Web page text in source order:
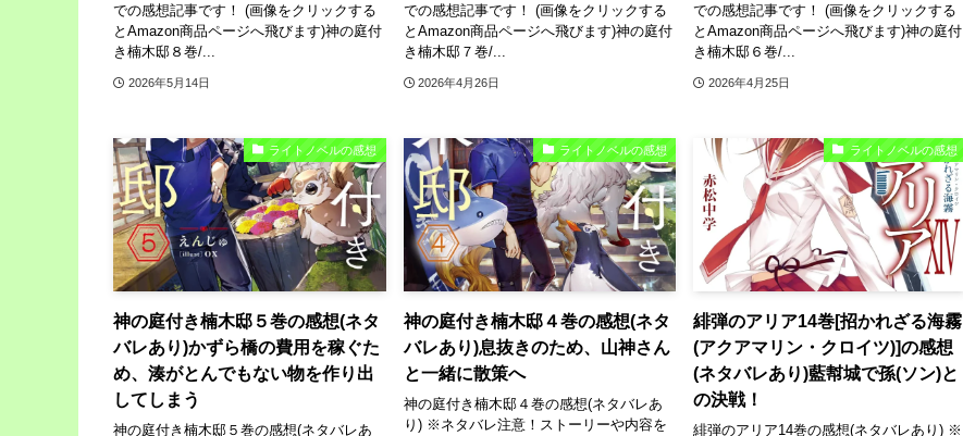
での感想記事です！ (画像をクリックする
とAmazon商品ページへ飛びます)神の庭付
き楠木邸８巻/...
2026年5月14日
での感想記事です！ (画像をクリックする
とAmazon商品ページへ飛びます)神の庭付
き楠木邸７巻/...
2026年4月26日
での感想記事です！ (画像をクリックする
とAmazon商品ページへ飛びます)神の庭付
き楠木邸６巻/...
2026年4月25日
ライトノベルの感想
神の庭付き楠木邸５巻の感想(ネタ
バレあり)かずら橋の費用を稼ぐた
め、湊がとんでもない物を作り出
してしまう
神の庭付き楠木邸５巻の感想(ネタバレあ
ライトノベルの感想
神の庭付き楠木邸４巻の感想(ネタ
バレあり)息抜きのため、山神さん
と一緒に散策へ
神の庭付き楠木邸４巻の感想(ネタバレあ
り) ※ネタバレ注意！ストーリーや内容を
ライトノベルの感想
緋弾のアリア14巻[招かれざる海霧
(アクアマリン・クロイツ)]の感想
(ネタバレあり)藍幇城で孫(ソン)と
の決戦！
緋弾のアリア14巻の感想(ネタバレあり) ※